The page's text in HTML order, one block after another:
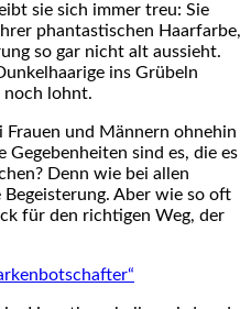
sie sich immer treu: Sie
phantastischen Haarfarbe,
so gar nicht alt aussieht.
ins Grübeln
noch lohnt.
Frauen und Männern ohnehin
Gegebenheiten sind es, die es
Denn wie bei allen
Aber wie so oft
für den richtigen Weg, der